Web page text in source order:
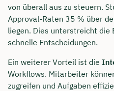
von überall aus zu steuern.
Approval-Raten 35 % über
liegen. Dies unterstreicht die
schnelle Entscheidungen.
Ein weiterer Vorteil ist die
Workflows. Mitarbeiter
zugreifen und Aufgaben